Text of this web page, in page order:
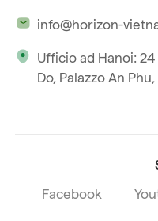
La nostra licenza
info@horizon-
Ufficio ad Hanoi:
Do, Palazzo An
Facebook